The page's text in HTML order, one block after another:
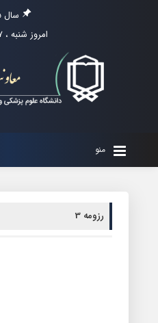
سال 1405 -
امروز شنبه ، 1405/05/17
منو
رزومه 3